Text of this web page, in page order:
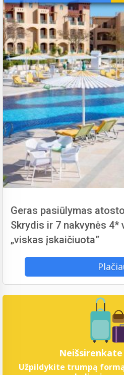
Geras pasiūlymas
Skrydis ir 7 nakvynės 4*
„viskas įskaičiuota”
Užpildykite trumpą